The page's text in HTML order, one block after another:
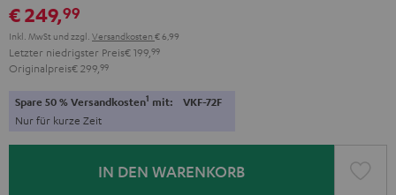
€ 249,99
Inkl. MwSt und zzgl. Versandkosten € 6,99
Letzter niedrigster Preis€ 199, 99
Originalpreis€ 299, 99
Spare 50 % Versandkosten1 mit: VKF-72F
Nur für kurze Zeit
IN DEN WARENKORB